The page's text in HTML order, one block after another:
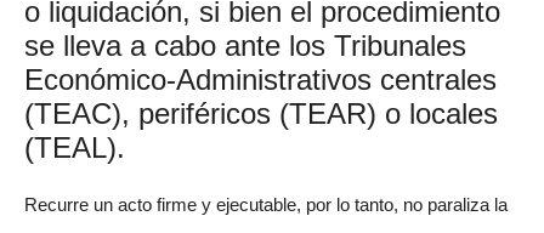
o liquidación, si bien el procedimiento
se lleva a cabo ante los Tribunales
Económico-Administrativos centrales
(TEAC), periféricos (TEAR) o locales
(TEAL).
Recurre un acto firme y ejecutable, por lo tanto, no paraliza la